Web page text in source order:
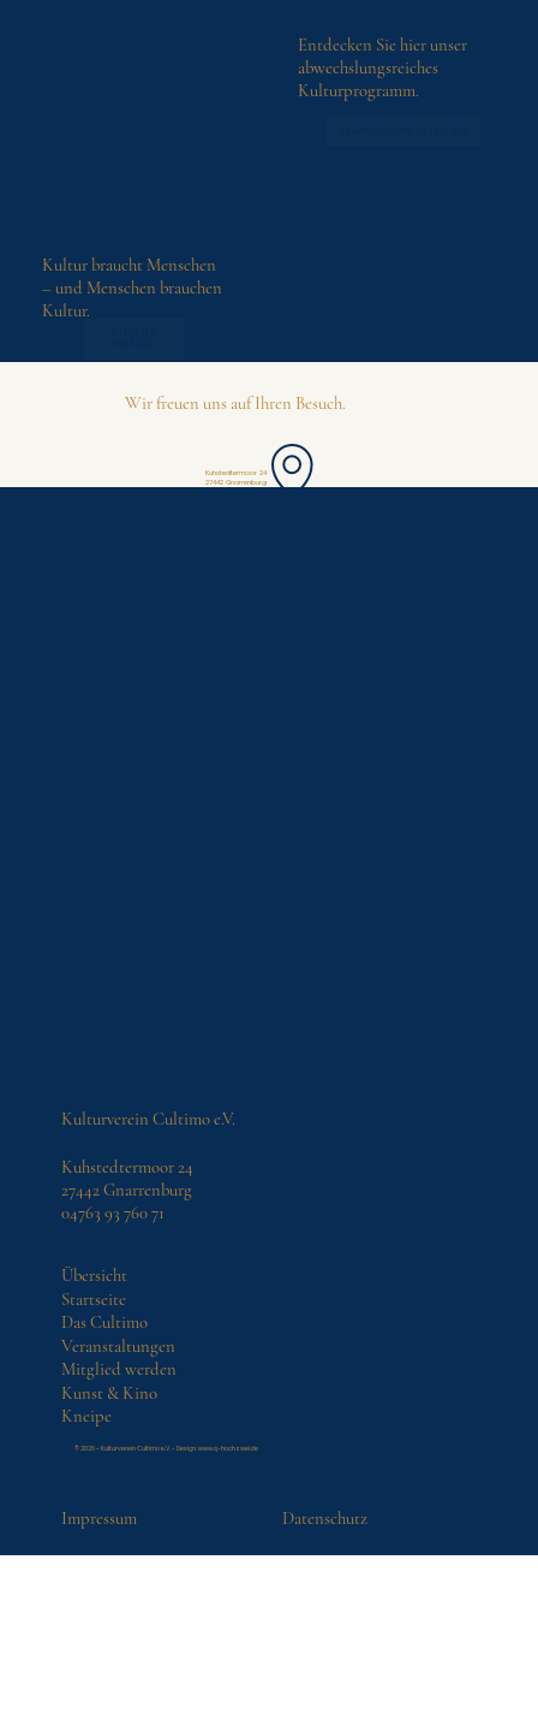
Entdecken Sie hier unser
abwechslungsreiches
Kulturprogramm.
Kultur braucht Menschen
– und Menschen brauchen
Kultur.
Wir freuen uns auf Ihren Besuch.
Kuhstedtermoor 24
27442 Gnarrenburg​
Übersicht
Startseite
Das Cultimo
Veranstaltungen
Mitglied werden
Kunst & Kino
Kneipe
Kulturverein Cultimo e.V.
Kuhstedtermoor 24
27442 Gnarrenburg
04763 93 760 71
Impressum Datenschutz
© 2026 - Kulturverein Cultimo e.V. - Design:www.q-hochzwei.de